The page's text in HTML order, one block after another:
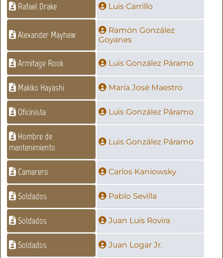
Rafael Drake Luis Carrillo
Alexander Mayhew
Ramón González
Goyanes
Armitage Rook Luis González Páramo
Makiko Hayashi María José Maestro
Oficinista Luis González Páramo
Hombre de
mantenimiento
Luis González Páramo
Camarero Carlos Kaniowsky
Soldados Pablo Sevilla
Soldados Juan Luis Rovira
Soldados Juan Logar Jr.